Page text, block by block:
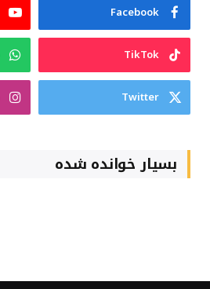
Facebook
TikTok
Twitter
بسیار خوانده شده